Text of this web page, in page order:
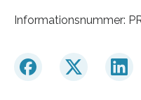
Informationsnummer: